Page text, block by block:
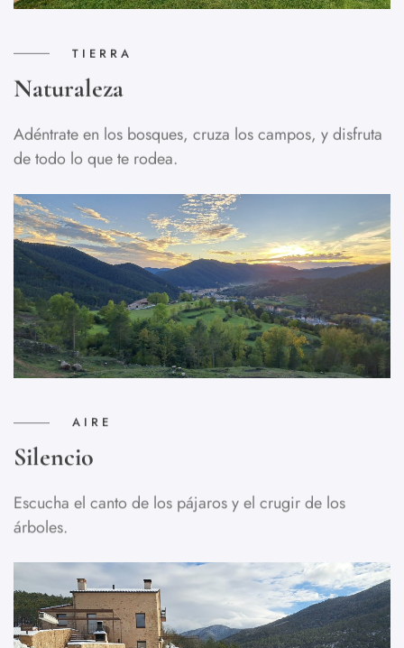
TIERRA
Naturaleza
Adéntrate en los bosques, cruza los campos, y disfruta
de todo lo que te rodea.
AIRE
Silencio
Escucha el canto de los pájaros y el crugir de los
árboles.